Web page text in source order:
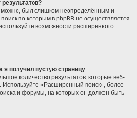
был слишком неопределённым и
по которым в phpBB не осуществляется.
возможности расширенного
я получил пустую страницу!
количество результатов, которые веб-
Используйте «Расширенный поиск», более
и форумы, на которых он должен быть